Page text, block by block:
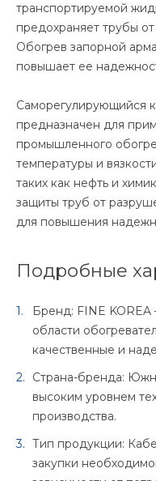
транспортируемой
предохраняет трубы
Обогрев запорной
повышает ее
Саморегулирующийся
предназначен для
промышленного
температуры и
таких как нефть и
защиты труб от
для повышения
Подробные
Бренд: FINE
области
качественные и
Страна-бренда:
высоким уровнем
производства.
Тип продукции:
закупки